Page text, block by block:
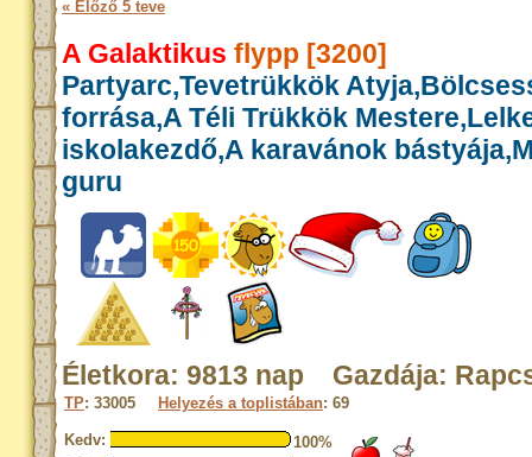
« Előző 5 teve
A Galaktikus flypp [3200]
Partyarc,Tevetrükkök
forrása,A Téli Trükkök
iskolakezdő,A karavánok
guru
Életkora: 9813 nap Gazdája:
TP: 33005 Helyezés a toplistában: 69
Kedv:
100%